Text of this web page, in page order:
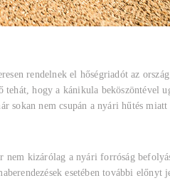
rendelnek el hőségriadót az
hogy a kánikula beköszöntével
nem csupán a nyári hűtés miatt
kizárólag a nyári forróság
esetében további előnyt